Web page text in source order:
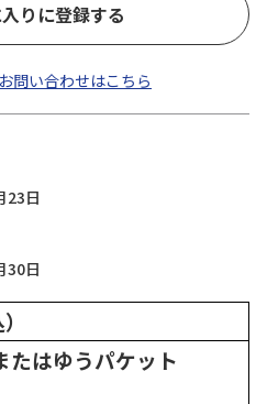
りに登録する
問い合わせはこちら
23日
30日
たはゆうパケット